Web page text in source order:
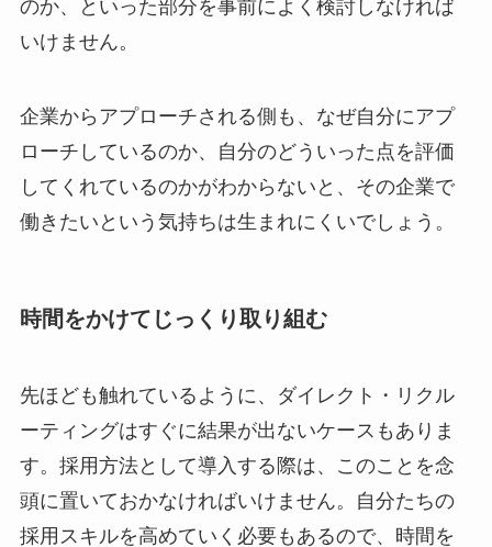
のか、といった部分を事前によく検討しなければ
いけません。
企業からアプローチされる側も、なぜ自分にアプ
ローチしているのか、自分のどういった点を評価
してくれているのかがわからないと、その企業で
働きたいという気持ちは生まれにくいでしょう。
時間をかけてじっくり取り組む
先ほども触れているように、ダイレクト・リクル
ーティングはすぐに結果が出ないケースもありま
す。採用方法として導入する際は、このことを念
頭に置いておかなければいけません。自分たちの
採用スキルを高めていく必要もあるので、時間を